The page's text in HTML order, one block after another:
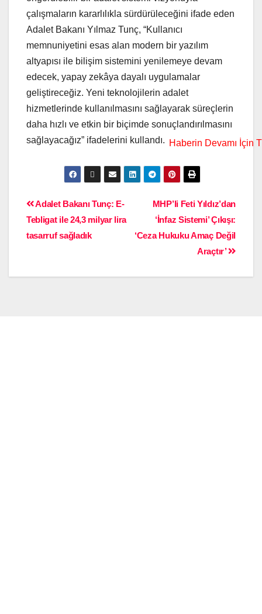
çalışmaların kararlılıkla sürdürüleceğini ifade eden
Adalet Bakanı Yılmaz Tunç, “Kullanıcı
memnuniyetini esas alan modern bir yazılım
altyapısı ile bilişim sistemini yenilemeye devam
edecek, yapay zekâya dayalı uygulamalar
geliştireceğiz. Yeni teknolojilerin adalet
hizmetlerinde kullanılmasını sağlayarak süreçlerin
daha hızlı ve etkin bir biçimde sonuçlandırılmasını
sağlayacağız” ifadelerini kullandı.
MHP’li Feti Yıldız’dan
‘İnfaz Sistemi’ Çıkışı:
‘Ceza Hukuku Amaç Değil
Araçtır’
Adalet Bakanı Tunç: E-
Tebligat ile 24,3 milyar lira
tasarruf sağladık